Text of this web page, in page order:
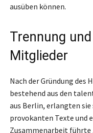
ausüben können.
Trennung
Mitglieder
Nach der Gründung des
bestehend aus den
aus Berlin, erlangten
provokanten Texte und
Zusammenarbeit führte